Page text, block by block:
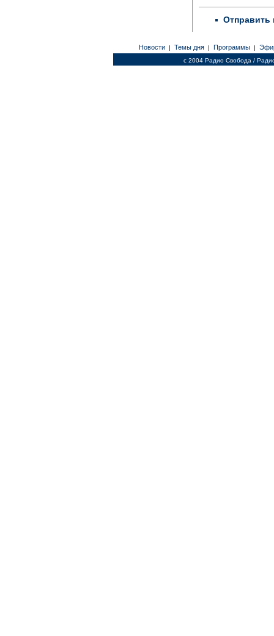
Отправить
Новости | Темы дня | Программы |
c 2004 Радио Свобода /